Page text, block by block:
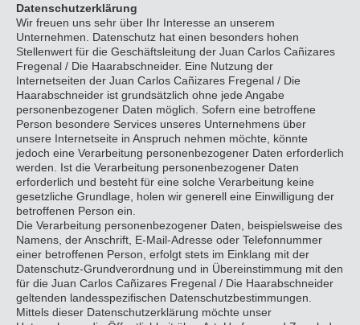
Datenschutzerklärung
Wir freuen uns sehr über Ihr Interesse an unserem
Unternehmen. Datenschutz hat einen besonders hohen
Stellenwert für die Geschäftsleitung der Juan Carlos Cañizares
Fregenal / Die Haarabschneider. Eine Nutzung der
Internetseiten der Juan Carlos Cañizares Fregenal / Die
Haarabschneider ist grundsätzlich ohne jede Angabe
personenbezogener Daten möglich. Sofern eine betroffene
Person besondere Services unseres Unternehmens über
unsere Internetseite in Anspruch nehmen möchte, könnte
jedoch eine Verarbeitung personenbezogener Daten erforderlich
werden. Ist die Verarbeitung personenbezogener Daten
erforderlich und besteht für eine solche Verarbeitung keine
gesetzliche Grundlage, holen wir generell eine Einwilligung der
betroffenen Person ein.
Die Verarbeitung personenbezogener Daten, beispielsweise des
Namens, der Anschrift, E-Mail-Adresse oder Telefonnummer
einer betroffenen Person, erfolgt stets im Einklang mit der
Datenschutz-Grundverordnung und in Übereinstimmung mit den
für die Juan Carlos Cañizares Fregenal / Die Haarabschneider
geltenden landesspezifischen Datenschutzbestimmungen.
Mittels dieser Datenschutzerklärung möchte unser